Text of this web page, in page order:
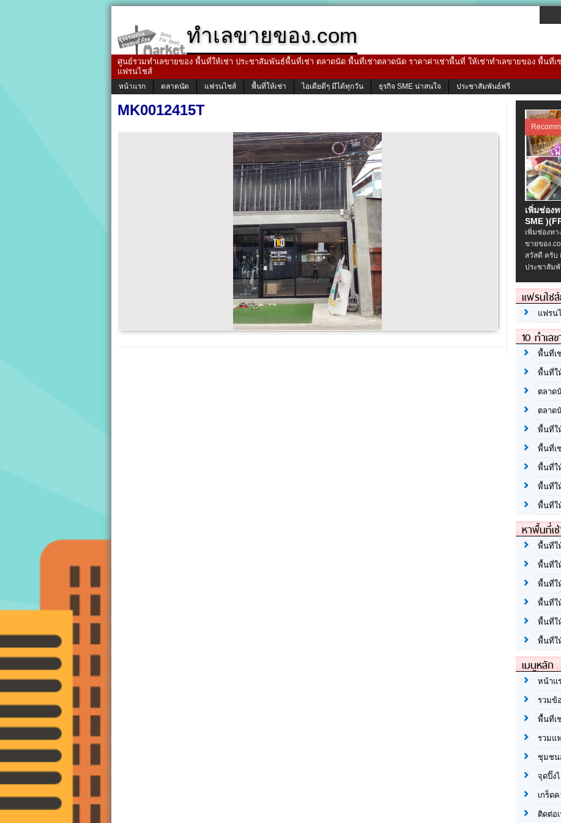
ทำเลขายของ.com
ศูนย์รวมทำเลขายของ พื้นที่ให้เช่า ประชาสัมพันธ์พื้นที่เช่า ตลาดนัด พื้นที่เช่าตลาดนัด ราคาค่าเช่าพื้นที่ ให้เช่าทำเลขายของ พื้นที่
แฟรนไชส์
หน้าแรก ตลาดนัด แฟรนไชส์ พื้นที่ให้เช่า ไอเดียดีๆ มีได้ทุกวัน ธุรกิจ SME น่าสนใจ ประชาสัมพันธ์ฟรี
MK0012415T
เพิ่มช่อง
SME
เพิ่มช่องทา
ขายของ
สวัสดี ครับ
ประชาสัม
แฟรนไช
แฟรน
10 ทำเล
พื้นที่เ
พื้นที่ใ
ตลาด
ตลาด
พื้นที่ใ
พื้นที่เ
พื้นที่ใ
พื้นที่ใ
พื้นที่ใ
หาพื้นที่เ
พื้นที่ใ
พื้นที่ใ
พื้นที่ใ
พื้นที่ใ
พื้นที่ใ
พื้นที่ใ
เมนูหลัก
หน้าแ
รวมข้
พื้นที่เ
รวมแ
ชุมชน
จุดปิ๊ง
เกร็ด
ติดต่อเ